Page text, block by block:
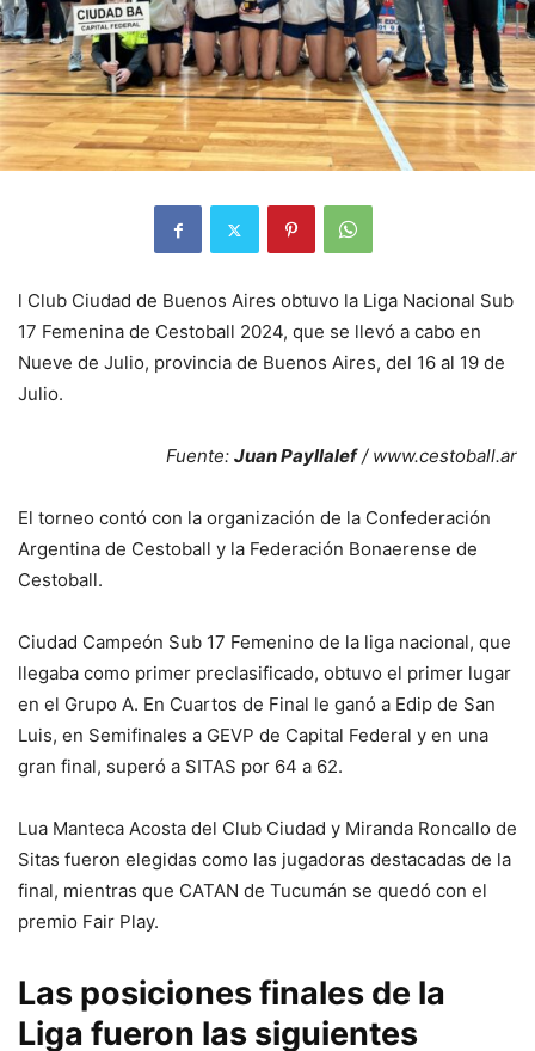
l Club Ciudad de Buenos Aires obtuvo la Liga Nacional Sub
17 Femenina de Cestoball 2024, que se llevó a cabo en
Nueve de Julio, provincia de Buenos Aires, del 16 al 19 de
Julio.
Fuente: Juan Payllalef/ www.cestoball.ar
El torneo contó con la organización de la Confederación
Argentina de Cestoball y la Federación Bonaerense de
Cestoball.
Ciudad Campeón Sub 17 Femenino de la liga nacional, que
llegaba como primer preclasificado, obtuvo el primer lugar
en el Grupo A. En Cuartos de Final le ganó a Edip de San
Luis, en Semifinales a GEVP de Capital Federal y en una
gran final, superó a SITAS por 64 a 62.
Lua Manteca Acosta del Club Ciudad y Miranda Roncallo de
Sitas fueron elegidas como las jugadoras destacadas de la
final, mientras que CATAN de Tucumán se quedó con el
premio Fair Play.
Las posiciones finales de la
Liga fueron las siguientes